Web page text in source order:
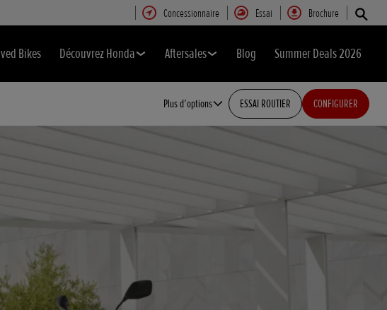
Concessionnaire Essai Brochure
Bikes Découvrez Honda Aftersales Blog Summer Deals 2026
Plus d’options ESSAI ROUTIER CONFIGURER